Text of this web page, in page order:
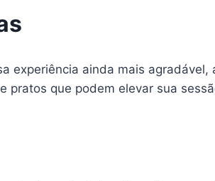
experiência ainda mais agradável,
que podem elevar sua